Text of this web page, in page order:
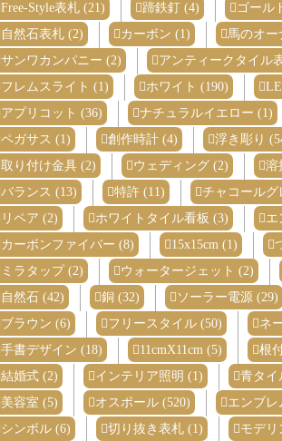
Free-Style表札 (21)
蹄鉄釘 (4) ゴール
自然石表札 (2)
カーボン (1) 馬のオー
サンワカンパニー (2)
アンティークタイル
フレムスライト (1)
ホワイト (190)
アプリコット (36)
ナチュラルイエロー (1)
ペガサス (1)
創作時計 (4) 浮き彫り
取り付け金具 (2)
ウェディング (2) 溶
バランス (13)
特許 (11) チャコールグ
リペア (2)
ホワイトタイル看板 (3) エ
カーボンファイバー (8)
15x15cm (1)
ミラタップ (2)
ウォータージェット (2)
自然石 (42)
銅 (32) ソーラー電源 (29)
ブラウン (6)
フリースタイル (50) ネ
手書デザイン (18)
11cmX11cm (5) 根
結婚式 (2)
インテリア照明 (1) 青タイ
美容室 (5)
オスポール (520) エンブレ
シンボル (6)
切り抜き表札 (1) モデリ